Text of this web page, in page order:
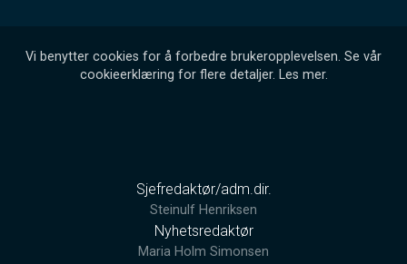
Vi benytter cookies for å forbedre brukeropplevelsen. Se vår
cookieerklæring for flere detaljer. Les mer.
Sjefredaktør/adm.dir.
Steinulf Henriksen
Nyhetsredaktør
Maria Holm Simonsen